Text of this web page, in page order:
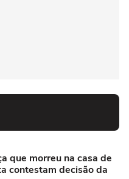
que morreu na casa de
contestam decisão da